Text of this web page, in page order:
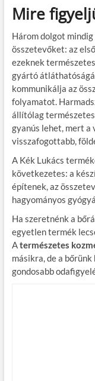
Mire
Három dolgot
összetevőket: az
ezeknek
gyártó
kommunikálja az
folyamatot.
állítólag
gyanús lehet, mert
visszafogottabb,
A Kék Lukács
következetes: a
építenek, az
hagyományos
Ha szeretnénk a
egyetlen termék
Atermészetes
másikra, de a
gondosabb